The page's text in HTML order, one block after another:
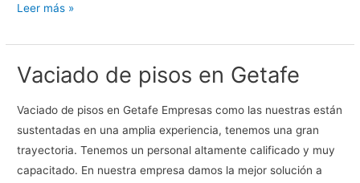
Vaciado
pisos
en
Alcorcón
Leer más »
Vaciado de pisos en Getafe
Vaciado de pisos en Getafe Empresas como las nuestras están
sustentadas en una amplia experiencia, tenemos una gran
trayectoria. Tenemos un personal altamente calificado y muy
capacitado. En nuestra empresa damos la mejor solución a